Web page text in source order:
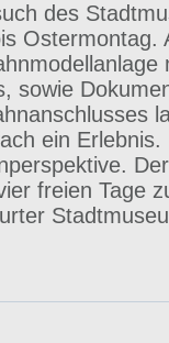
des
Ostermontag.
sowie
ein
freien Tage